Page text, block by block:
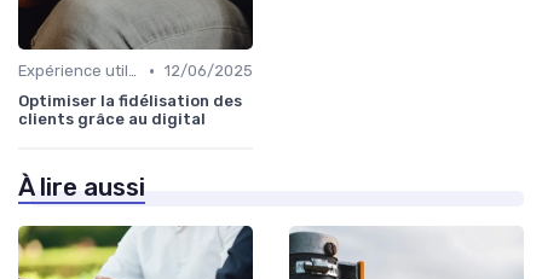
Expérience utilisateur • 12/06/2025
Optimiser la fidélisation des
clients grâce au digital
À lire aussi